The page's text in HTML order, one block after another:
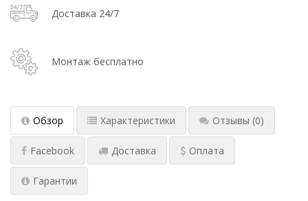
Доставка 24/7
Монтаж бесплатно
Обзор Характеристики Отзывы (0)
Facebook Доставка Оплата
Гарантии